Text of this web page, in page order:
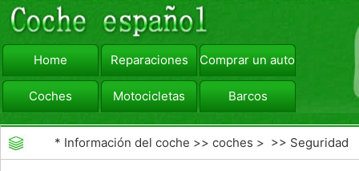
Home Reparaciones Comprar un automóvil
Coches Motocicletas Barcos
viajar Camiones
* Información del coche >>coches > >> Seguridad